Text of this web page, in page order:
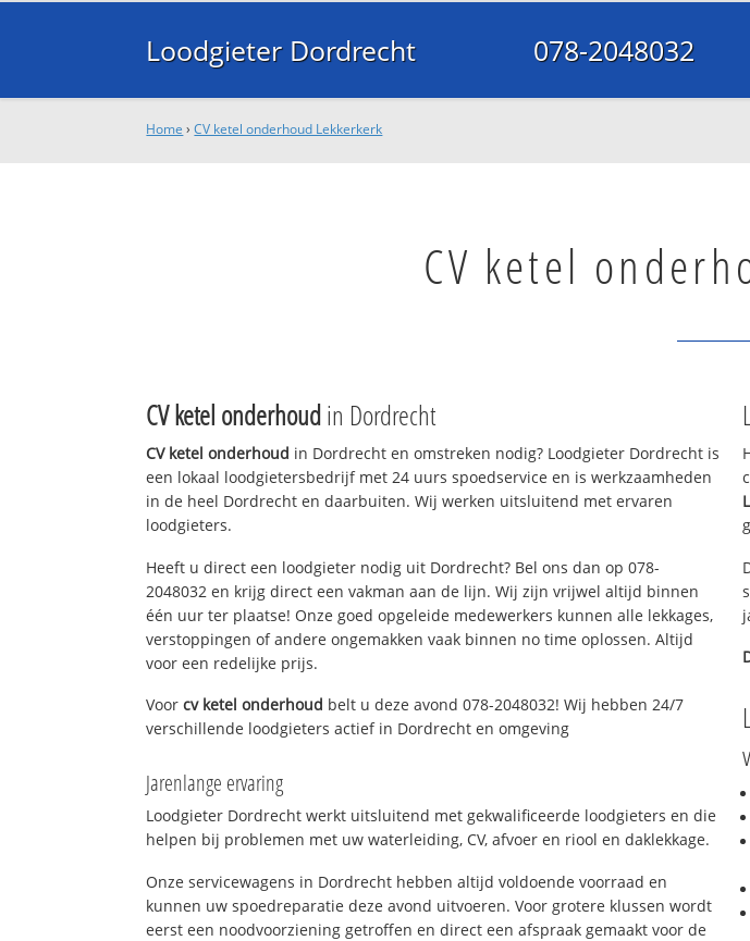
Loodgieter Dordrecht 078-2048032
Home ›CV ketel onderhoud Lekkerkerk
CV ketel
CV ketel onderhoudin Dordrecht
CV ketel onderhoud in Dordrecht en omstreken nodig? Loodgieter Dordrecht is
een lokaal loodgietersbedrijf met 24 uurs spoedservice en is werkzaamheden
in de heel Dordrecht en daarbuiten. Wij werken uitsluitend met ervaren
loodgieters.
Heeft u direct een loodgieter nodig uit Dordrecht? Bel ons dan op 078-
2048032 en krijg direct een vakman aan de lijn. Wij zijn vrijwel altijd binnen
één uur ter plaatse! Onze goed opgeleide medewerkers kunnen alle lekkages,
verstoppingen of andere ongemakken vaak binnen no time oplossen. Altijd
voor een redelijke prijs.
Voorcv ketel onderhoud belt u deze avond 078-2048032! Wij hebben 24/7
verschillende loodgieters actief in Dordrecht en omgeving
Jarenlange ervaring
Loodgieter Dordrecht werkt uitsluitend met gekwalificeerde loodgieters en die
helpen bij problemen met uw waterleiding, CV, afvoer en riool en daklekkage.
Onze servicewagens in Dordrecht hebben altijd voldoende voorraad en
kunnen uw spoedreparatie deze avond uitvoeren. Voor grotere klussen wordt
eerst een noodvoorziening getroffen en direct een afspraak gemaakt voor de